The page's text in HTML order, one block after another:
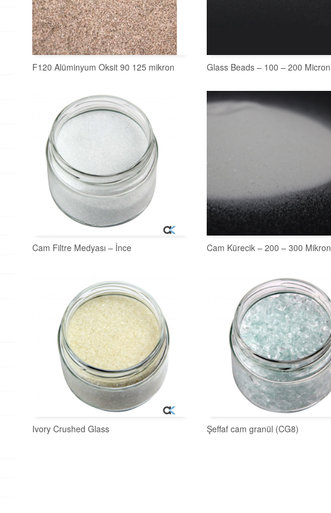
F120 Alüminyum Oksit 90 125 mikron Glass Beads – 100 – 200 Micron
Cam Filtre Medyası – İnce Cam Kürecik – 200 – 300 Mikron
Ivory Crushed Glass Şeffaf cam granül (CG8)